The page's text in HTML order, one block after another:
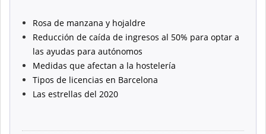
Rosa de manzana y hojaldre
Reducción de caída de ingresos al 50% para optar a
las ayudas para autónomos
Medidas que afectan a la hostelería
Tipos de licencias en Barcelona
Las estrellas del 2020